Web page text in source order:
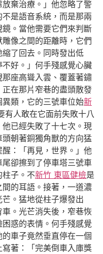
棄治療。」他忽略了警
是語音系統，而是那兩
。當他需要它們來判斷
像之間的距離時，它們
了回去。同時發出低
好。」何手殘感覺心臟
座高聳入雲、覆蓋著鏽
在那片窄巷的盡頭散發
類，它的三號車位始新
有人敢在它面前失敗十八
已經失敗了十七次。現
朝著銅獨角獸的方向猛
：「再見，世界。」他
卻擦到了停車塔三號車
子。不新竹 東區健檢是
的耳語。接著，一道濃
。猛地從柱子爆發出
。光芒消失後，窄巷恢
惑的表情。何手殘感覺
車子竟然垂直停在一個
著：「完美倒車入庫獎